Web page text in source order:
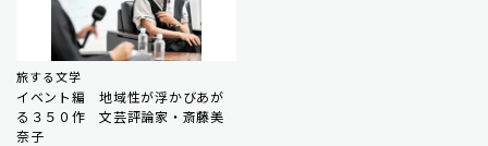
旅する文学
イベント編 地域性が浮かびあが
る３５０作 文芸評論家・斎藤美
奈子